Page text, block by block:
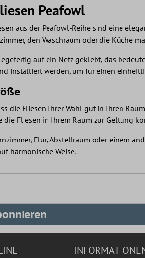
Peafowl
aus der Peafowl-Reihe sind eine
den Waschraum oder die Küche
auf ein Netz geklebt, das
installiert werden, um für einen
die Fliesen Ihrer Wahl gut in Ihren
die Fliesen in Ihrem Raum zur Geltung
Flur, Abstellraum oder einem
harmonische Weise.